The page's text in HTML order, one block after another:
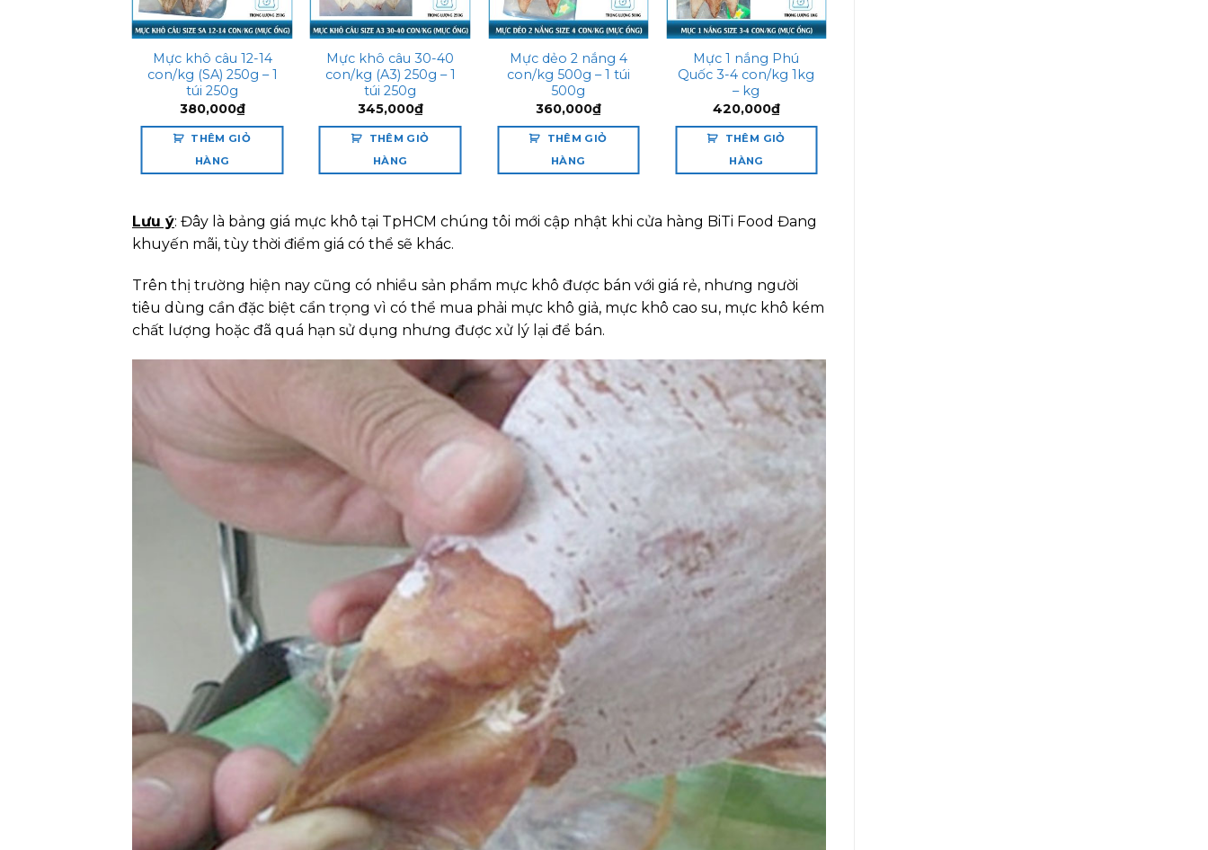
Mực khô câu 12-14
con/kg (SA) 250g – 1
túi 250g
380,000₫
THÊM GIỎ
HÀNG
Mực khô câu 30-40
con/kg (A3) 250g – 1
túi 250g
345,000₫
THÊM GIỎ
HÀNG
Mực dẻo 2 nắng 4
con/kg 500g – 1 túi
500g
360,000₫
THÊM GIỎ
HÀNG
Mực 1 nắng Phú
Quốc 3-4 con/kg 1kg
– kg
420,000₫
THÊM GIỎ
HÀNG
Lưu ý: Đây là bảng giá mực khô tại TpHCM chúng tôi mới cập nhật khi cửa hàng BiTi Food Đang
khuyến mãi, tùy thời điểm giá có thể sẽ khác.
Trên thị trường hiện nay cũng có nhiều sản phẩm mực khô được bán với giá rẻ, nhưng người
tiêu dùng cần đặc biệt cẩn trọng vì có thể mua phải mực khô giả, mực khô cao su, mực khô kém
chất lượng hoặc đã quá hạn sử dụng nhưng được xử lý lại để bán.